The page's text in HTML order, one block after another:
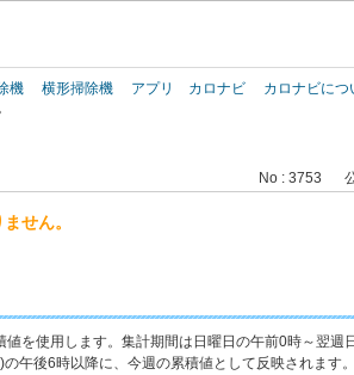
機 横形掃除機 アプリ カロナビ
カロナビにつ
No : 3753
せん。
を使用します。集計期間は日曜日の午前0時～翌週
午後6時以降に、今週の累積値として反映されます。